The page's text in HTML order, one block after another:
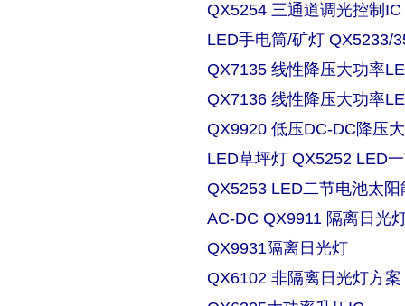
QX5254 三通道调光控制
LED手电筒/矿灯 QX5233/
QX7135 线性降压大功率
QX7136 线性降压大功率
QX9920 低压DC-DC降压
LED草坪灯 QX5252 LED
QX5253 LED二节电池太
AC-DC QX9911 隔离日光
QX9931隔离日光灯
QX6102 非隔离日光灯方案